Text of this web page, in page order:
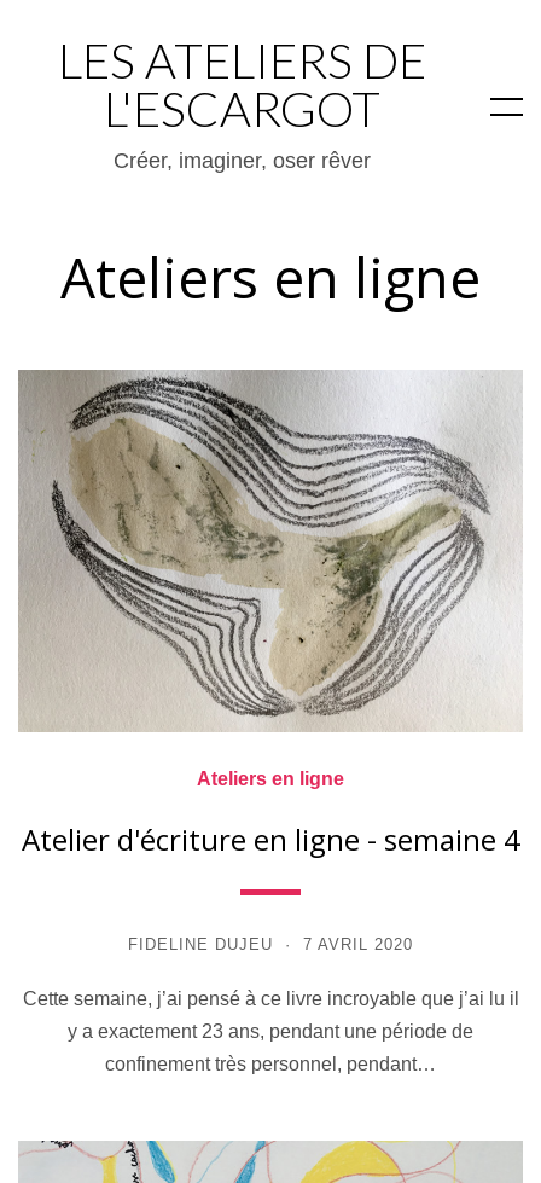
LES ATELIERS DE
L'ESCARGOT
Créer, imaginer, oser rêver
Ateliers en ligne
Ateliers en ligne
Atelier d'écriture en ligne - semaine 4
FIDELINE DUJEU 7 AVRIL 2020
Cette semaine, j’ai pensé à ce livre incroyable que j’ai lu il
y a exactement 23 ans, pendant une période de
confinement très personnel, pendant…